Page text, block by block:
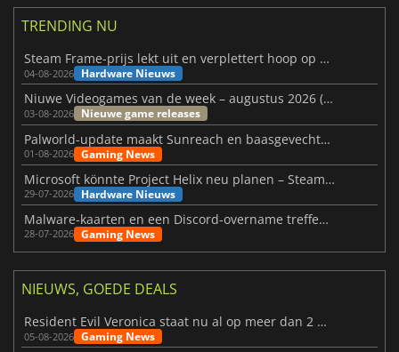
TRENDING NU
Steam Frame-prijs lekt uit en verplettert hoop op betaalbare VR
04-08-2026 Hardware Nieuws
Niuwe Videogames van de week – augustus 2026 (week 32)
03-08-2026 Nieuwe game releases
Palworld-update maakt Sunreach en baasgevechten stabieler
01-08-2026 Gaming News
Microsoft könnte Project Helix neu planen – Steam-Support wackelt
29-07-2026 Hardware Nieuws
Malware-kaarten en een Discord-overname treffen Meccha Chameleon
28-07-2026 Gaming News
NIEUWS, GOEDE DEALS
Resident Evil Veronica staat nu al op meer dan 2 miljoen verlanglijstjes
05-08-2026 Gaming News